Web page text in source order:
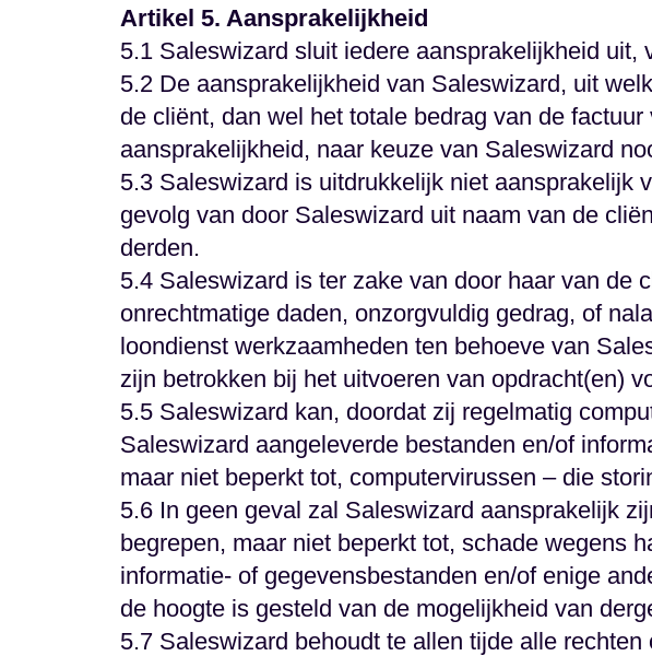
Artikel 5. Aansprakelijkheid
5.1 Saleswizard sluit iedere aansprakelijkheid
5.2 De aansprakelijkheid van Saleswizard, uit
de cliënt, dan wel het totale bedrag van de
aansprakelijkheid, naar keuze van Saleswizard
5.3 Saleswizard is uitdrukkelijk niet aansprakelijk
gevolg van door Saleswizard uit naam van de
derden.
5.4 Saleswizard is ter zake van door haar van de
onrechtmatige daden, onzorgvuldig gedrag, of
loondienst werkzaamheden ten behoeve van
zijn betrokken bij het uitvoeren van opdracht(en)
5.5 Saleswizard kan, doordat zij regelmatig
Saleswizard aangeleverde bestanden en/of
maar niet beperkt tot, computervirussen – die
5.6 In geen geval zal Saleswizard aansprakelijk
begrepen, maar niet beperkt tot, schade wegens
informatie- of gegevensbestanden en/of enige
de hoogte is gesteld van de mogelijkheid van
5.7 Saleswizard behoudt te allen tijde alle